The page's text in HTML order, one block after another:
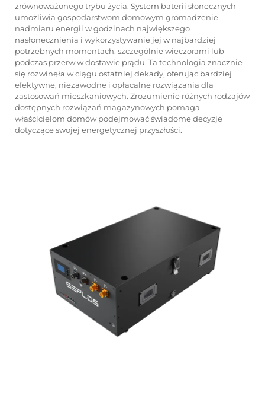
zrównoważonego trybu życia. System baterii słonecznych
umożliwia gospodarstwom domowym gromadzenie
nadmiaru energii w godzinach największego
nasłonecznienia i wykorzystywanie jej w najbardziej
potrzebnych momentach, szczególnie wieczorami lub
podczas przerw w dostawie prądu. Ta technologia znacznie
się rozwinęła w ciągu ostatniej dekady, oferując bardziej
efektywne, niezawodne i opłacalne rozwiązania dla
zastosowań mieszkaniowych. Zrozumienie różnych rodzajów
dostępnych rozwiązań magazynowych pomaga
właścicielom domów podejmować świadome decyzje
dotyczące swojej energetycznej przyszłości.